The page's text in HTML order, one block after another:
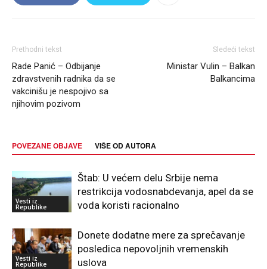
Prethodni tekst
Rade Panić – Odbijanje
zdravstvenih radnika da se
vakcinišu je nespojivo sa
njihovim pozivom
Sledeći tekst
Ministar Vulin – Balkan
Balkancima
POVEZANE OBJAVE VIŠE OD AUTORA
Vesti iz
Republike
Štab: U većem delu Srbije nema
restrikcija vodosnabdevanja, apel da se
voda koristi racionalno
Vesti iz
Republike
Donete dodatne mere za sprečavanje
posledica nepovoljnih vremenskih
uslova